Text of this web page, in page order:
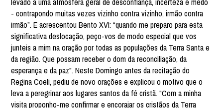
- contrapondo muitas vezes vizinho contra vizinho, irmão contra
irmão”. E acrescentou Bento XVI: “quando me preparo para esta
significativa deslocação, peço-vos de modo especial que vos
junteis a mim na oração por todas as populações da Terra Santa e
da região. Que possam receber o dom da reconciliação, da
esperança e da paz". Neste Domingo antes da recitação do
Regina Coeli, pediu de novo orações e explicou o motivo que o
leva a peregrinar aos lugares santos da fé cristã. "Com a minha
visita proponho-me confirmar e encorajar os cristãos da Terra